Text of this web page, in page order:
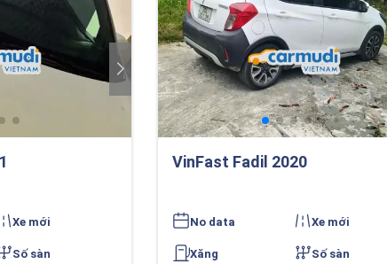
Xe mới
Số sàn
VinFast Fadil 2020
No data Xe mới
Xăng Số sàn